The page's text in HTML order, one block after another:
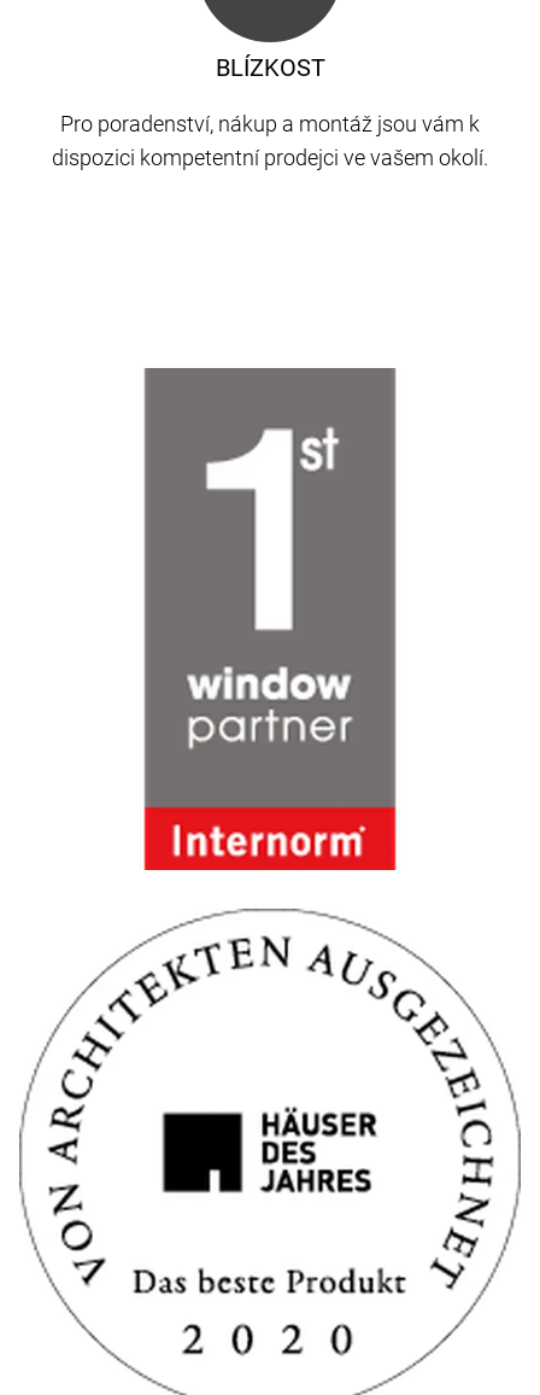
BLÍZKOST
Pro poradenství, nákup a montáž jsou vám k
dispozici kompetentní prodejci ve vašem okolí.